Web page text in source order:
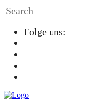
Folge uns: